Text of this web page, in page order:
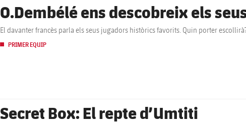
O.Dembélé ens descobreix els
El davanter francès parla els seus jugadors històrics favorits. Quin porter
PRIMER EQUIP
Secret Box: El repte d’Umtiti